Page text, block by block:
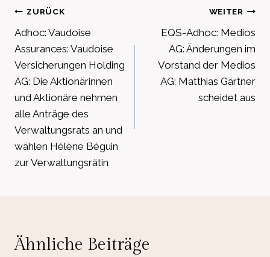
Beitragsnavigation
ZURÜCK
Adhoc: Vaudoise
Assurances: Vaudoise
Versicherungen Holding
AG: Die Aktionärinnen
und Aktionäre nehmen
alle Anträge des
Verwaltungsrats an und
wählen Hélène Béguin
zur Verwaltungsrätin
WEITER
EQS-Adhoc: Medios
AG: Änderungen im
Vorstand der Medios
AG; Matthias Gärtner
scheidet aus
Ähnliche Beiträge